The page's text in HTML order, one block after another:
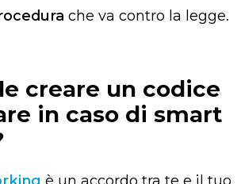
che va contro la legge.
creare un codice
in caso di smart